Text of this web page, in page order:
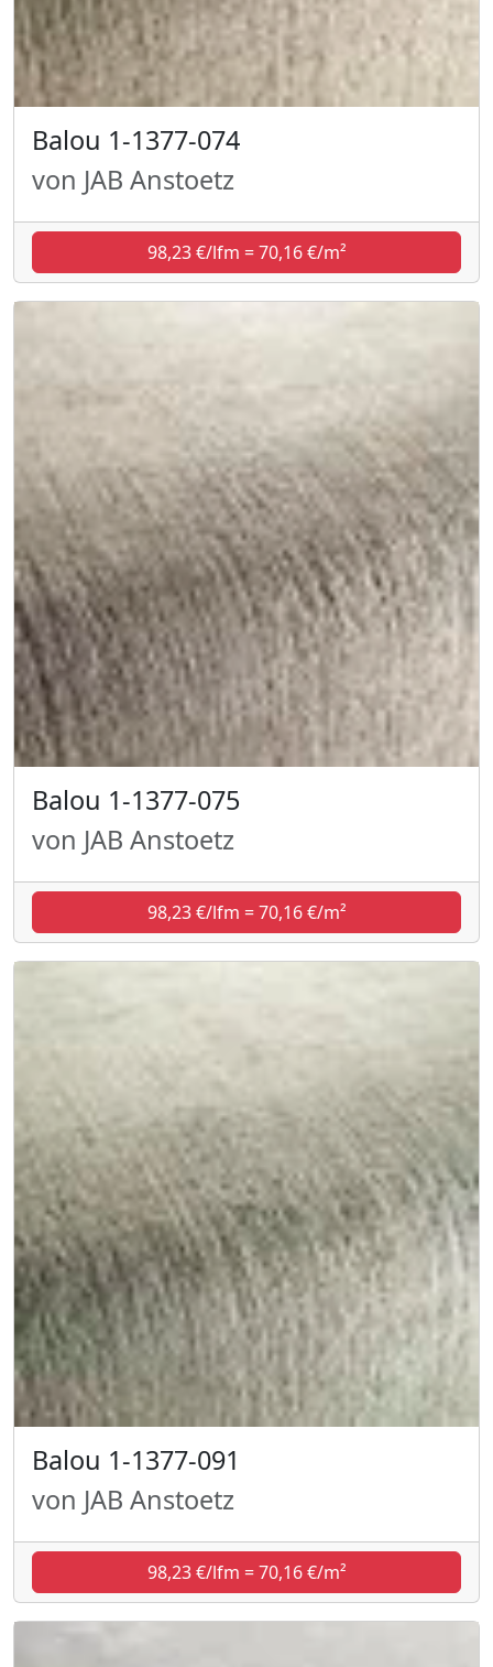
Balou 1-1377-074
von JAB Anstoetz
98,23 €/lfm = 70,16 €/m²
Balou 1-1377-075
von JAB Anstoetz
98,23 €/lfm = 70,16 €/m²
Balou 1-1377-091
von JAB Anstoetz
98,23 €/lfm = 70,16 €/m²